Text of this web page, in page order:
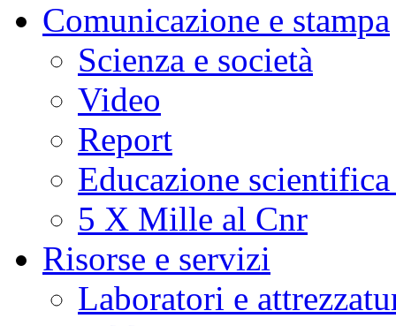
Comunicazione e stampa
Scienza e società
Video
Report
Educazione
5 X Mille al Cnr
Risorse e servizi
Laboratori e